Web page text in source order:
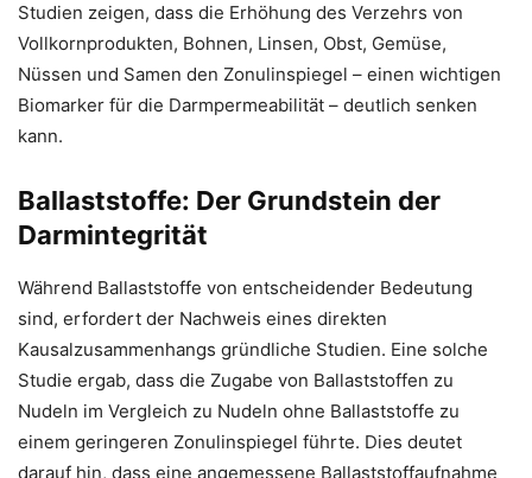
Studien zeigen, dass die Erhöhung des Verzehrs von
Vollkornprodukten, Bohnen, Linsen, Obst, Gemüse,
Nüssen und Samen den Zonulinspiegel – einen wichtigen
Biomarker für die Darmpermeabilität – deutlich senken
kann.
Ballaststoffe: Der Grundstein der
Darmintegrität
Während Ballaststoffe von entscheidender Bedeutung
sind, erfordert der Nachweis eines direkten
Kausalzusammenhangs gründliche Studien. Eine solche
Studie ergab, dass die Zugabe von Ballaststoffen zu
Nudeln im Vergleich zu Nudeln ohne Ballaststoffe zu
einem geringeren Zonulinspiegel führte. Dies deutet
darauf hin, dass eine angemessene Ballaststoffaufnahme